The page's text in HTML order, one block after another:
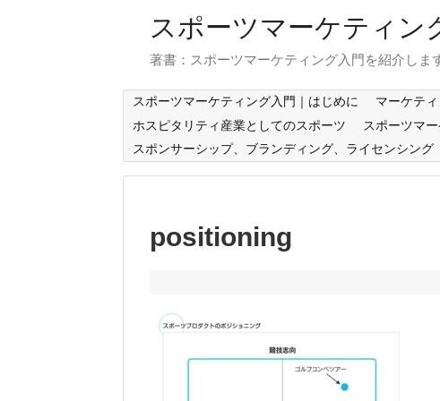
スポーツマーケティン
著書：スポーツマーケティング入門を紹介しま
スポーツマーケティング入門｜はじめに マーケテ
ホスピタリティ産業としてのスポーツ
スポーツマ
スポンサーシップ、ブランディング、ライセンシング
positioning